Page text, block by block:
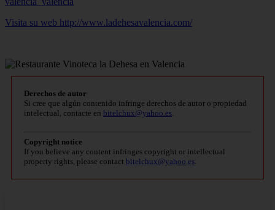
Visita su web http://www.ladehesavalencia.com/
Derechos de autor
Si cree que algún contenido infringe derechos de autor o propiedad
intelectual, contacte en bitelchux@yahoo.es
Copyright notice
If you believe any content infringes copyright or intellectual
property rights, please contact bitelchux@yahoo.es